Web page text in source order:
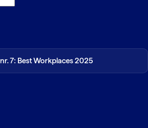
nr. 7: Best Workplaces 2025